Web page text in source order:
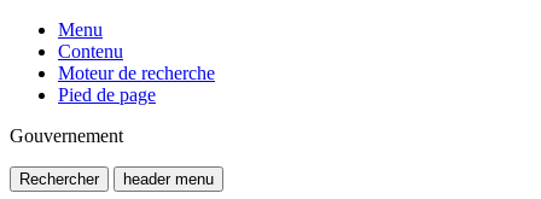
Menu
Contenu
Moteur de recherche
Pied de page
Gouvernement
Rechercher header menu